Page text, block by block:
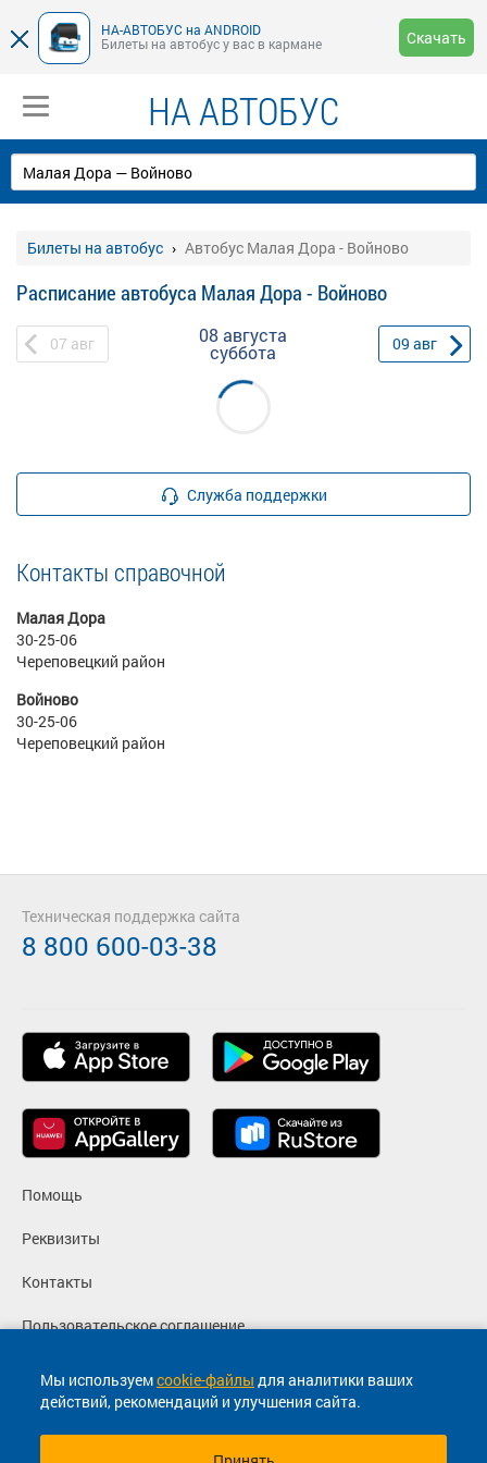
НА-АВТОБУС на ANDROID
Билеты на автобус у вас в кармане
Скачать
НА АВТОБУС
Билеты на автобус Автобус Малая Дора - Войново
Расписание автобуса Малая Дора - Войново
07 авг 08 августа
суббота 09 авг
Служба поддержки
Контакты справочной
Малая Дора
30-25-06
Череповецкий район
Войново
30-25-06
Череповецкий район
Мы используемcookie-файлы для аналитики ваших
действий, рекомендаций и улучшения сайта.
Помощь
Реквизиты
Контакты
Пользовательское соглашение
Политика конфиденциальности
Согласие на маркетинговые сообщения
Техническая поддержка сайта
8 800 600-03-38